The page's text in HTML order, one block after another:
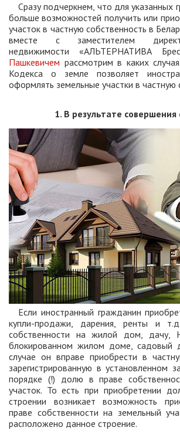
Сразу подчеркнем, что для указанных
больше возможностей получить или
участок в частную собственность в
вместе с заместителем
недвижимости «АЛЬТЕРНАТИВА
Пашкевичем рассмотрим в каких
Кодекса о земле позволяет
оформлять земельные участки в частную
1. В результате совершения
Если иностранный гражданин
купли-продажи, дарения, ренты и
собственности на жилой дом, дачу,
блокированном жилом доме, садовый
случае он вправе приобрести в
зарегистрированную в установленном
порядке (!) долю в праве
участок. То есть при приобретении
строении возникает возможность
праве собственности на земельный
расположено данное строение.